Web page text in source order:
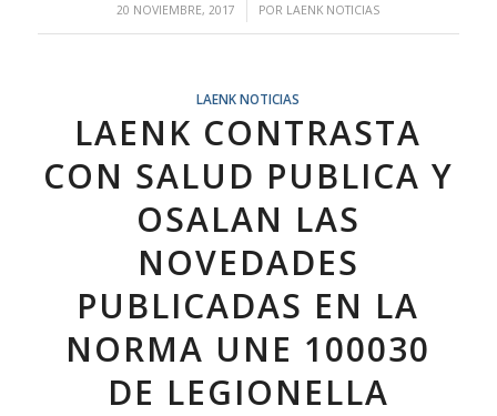
20 NOVIEMBRE, 2017
/ POR LAENK NOTICIAS
LAENK NOTICIAS
LAENK CONTRASTA
CON SALUD PUBLICA Y
OSALAN LAS
NOVEDADES
PUBLICADAS EN LA
NORMA UNE 100030
DE LEGIONELLA